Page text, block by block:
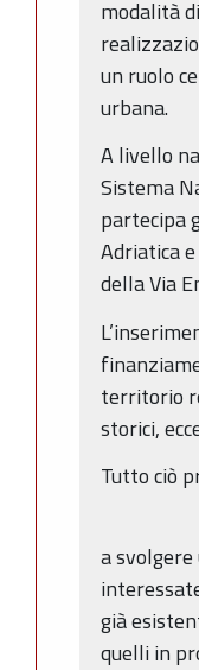
modalità
un ruolo
urbana.
A livello
Sistema
partecipa
Adriatica
della Via
territorio
storici,
Tutto ciò
a
già
quelli in